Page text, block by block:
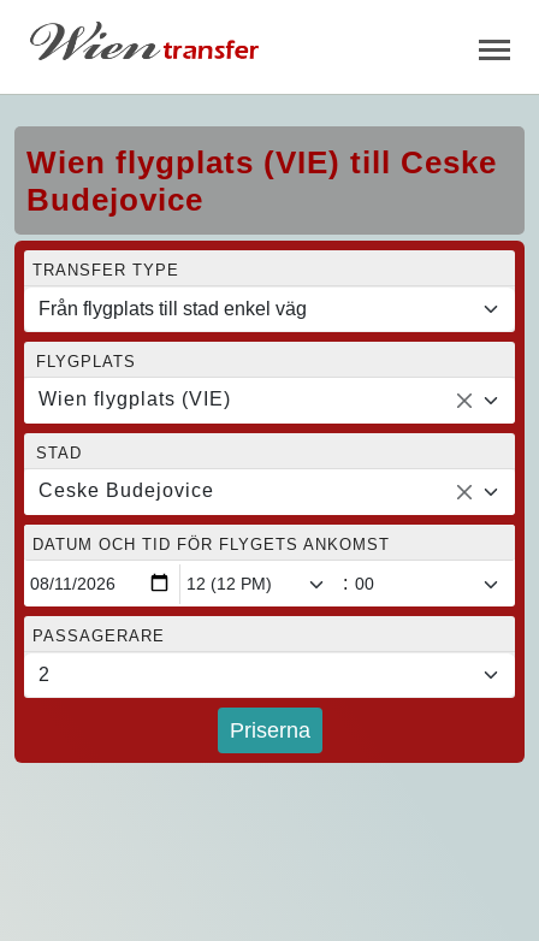
Wien flygplats (VIE) till Ceske
Budejovice
TRANSFER TYPE
FLYGPLATS
Wien flygplats (VIE)
STAD
Ceske Budejovice
DATUM OCH TID FÖR FLYGETS ANKOMST
:
PASSAGERARE
Priserna